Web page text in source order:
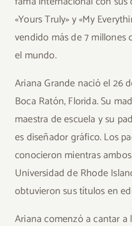
«Yours Truly» y «My
vendido más de 7 millones
el mundo.
Ariana Grande nació el 26
Boca Ratón, Florida. Su
maestra de escuela y su
es diseñador gráfico. Los
conocieron mientras
Universidad de Rhode
obtuvieron sus títulos en
Ariana comenzó a cantar a